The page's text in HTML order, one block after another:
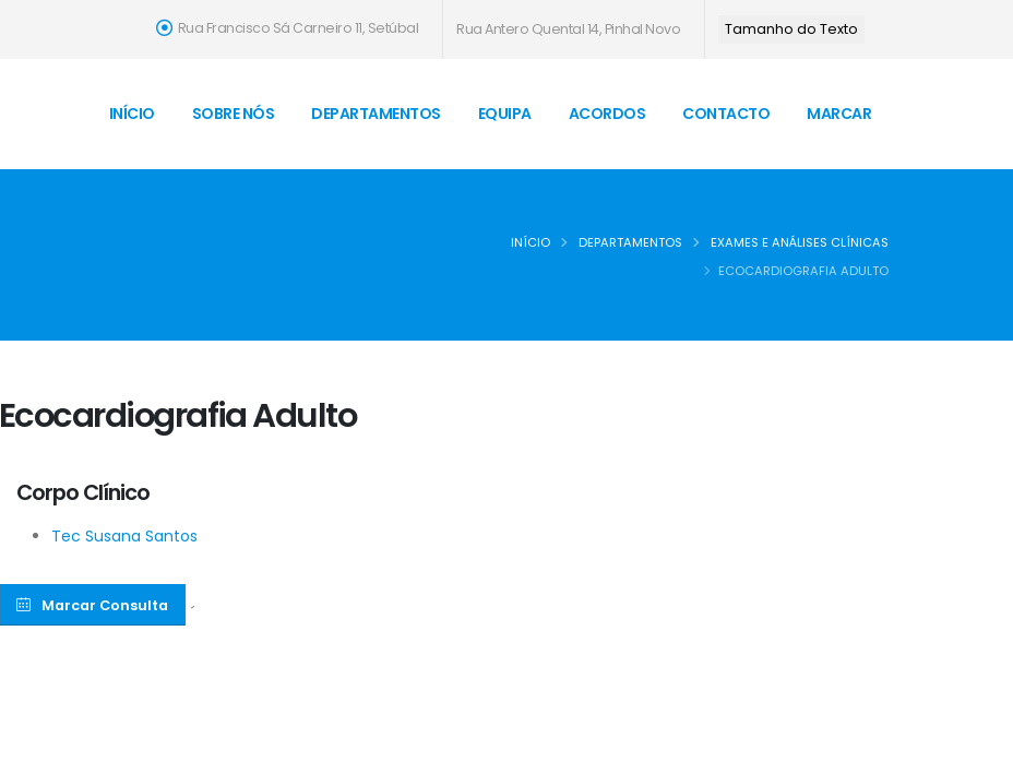
Rua Francisco Sá Carneiro 11, Setúbal Rua Antero Quental 14, Pinhal Novo Tamanho do Texto
INÍCIO SOBRE NÓS DEPARTAMENTOS EQUIPA ACORDOS CONTACTO MARCAR
INÍCIO DEPARTAMENTOS
EXAMES E ANÁLISES CLÍNICAS
ECOCARDIOGRAFIA ADULTO
Ecocardiografia Adulto
Corpo Clínico
Tec Susana Santos
Marcar Consulta ´